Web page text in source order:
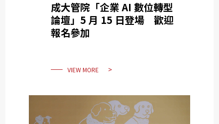
SDG10
SDG13
SDG15
SDG16
成大管院「企業 AI 數位轉型
論壇」5 月 15 日登場 歡迎
報名參加
VIEW MORE